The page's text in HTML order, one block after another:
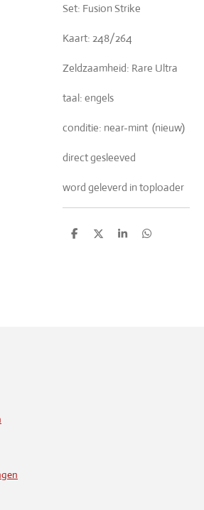
Set: Fusion Strike
Kaart: 248/264
Zeldzaamheid: Rare Ultra
taal: engels
conditie: near-mint (nieuw)
direct gesleeved
word geleverd in toploader
D
D
S
D